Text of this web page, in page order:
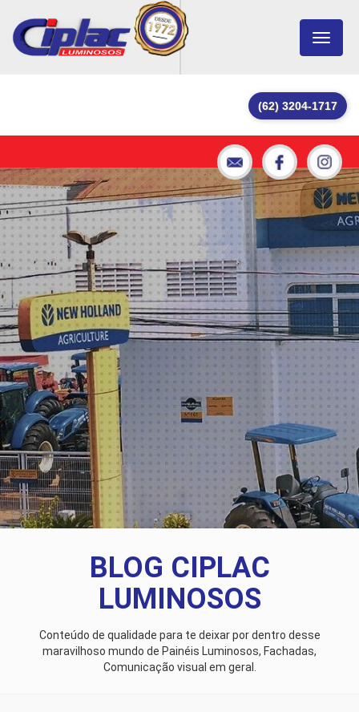
Toggle
(62) 3204-1717
BLOG CIPLAC
LUMINOSOS
Conteúdo de qualidade para te deixar por dentro desse
maravilhoso mundo de Painéis Luminosos, Fachadas,
Comunicação visual em geral.